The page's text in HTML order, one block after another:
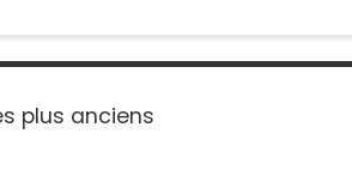
plus anciens